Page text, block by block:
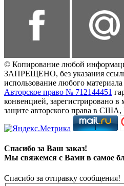
© Копирование любой
ЗАПРЕЩЕНО, без указания
использование любого материала
Авторское право № 712144451
конвенцией, зарегистрировано
защите авторского права в
Спасибо за Ваш заказ!
Мы свяжемся с Вами в самое
Спасибо за отправку сообщения!